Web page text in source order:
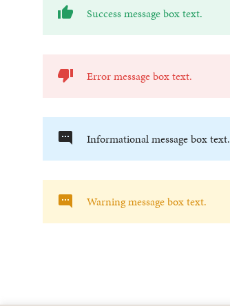
Success message box text.
Error message box text.
Informational message box text.
Warning message box text.